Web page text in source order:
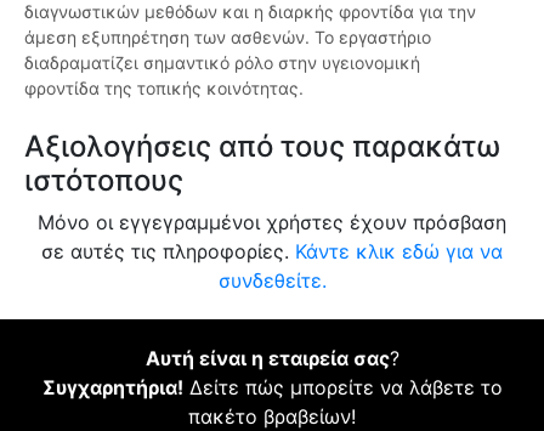
διαγνωστικών μεθόδων και η διαρκής φροντίδα για την
άμεση εξυπηρέτηση των ασθενών. Το εργαστήριο
διαδραματίζει σημαντικό ρόλο στην υγειονομική
φροντίδα της τοπικής κοινότητας.
Αξιολογήσεις από τους παρακάτω
ιστότοπους
Μόνο οι εγγεγραμμένοι χρήστες έχουν πρόσβαση
σε αυτές τις πληροφορίες. Κάντε κλικ εδώ για να
συνδεθείτε.
Αυτή είναι η εταιρεία σας?
Συγχαρητήρια! Δείτε πώς μπορείτε να λάβετε το
πακέτο βραβείων!